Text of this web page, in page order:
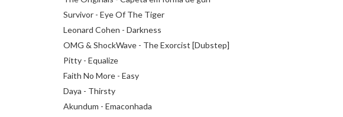
Survivor - Eye Of The Tiger
Leonard Cohen - Darkness
OMG & ShockWave - The Exorcist [Dubstep]
Pitty - Equalize
Faith No More - Easy
Daya - Thirsty
Akundum - Emaconhada